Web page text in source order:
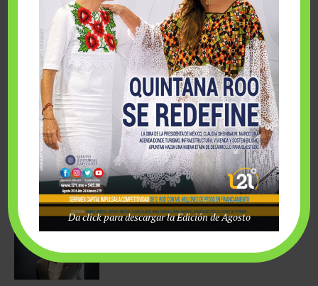
Sherlock Holmes y la IA
3 agosto, 2026
Que hablen, lo que tengan que hablar…
3 agosto, 2026
La crisis ya no está en el mar
Da click para descargar la Edición de Agosto